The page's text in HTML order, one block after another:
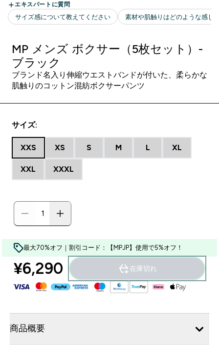
MP メンズ ボクサー（5枚セット）-
ブラック
ブランド名入り伸縮ウエストバンドが付いた、柔らかな
肌触りのコットン混紡ボクサーパンツ
サイズ:
XXS XS S M L XL
XXL XXXL
最大70%オフ｜割引コード：【MPJP】使用で5%オフ！
¥6,290‎ 在庫切れ
商品概要